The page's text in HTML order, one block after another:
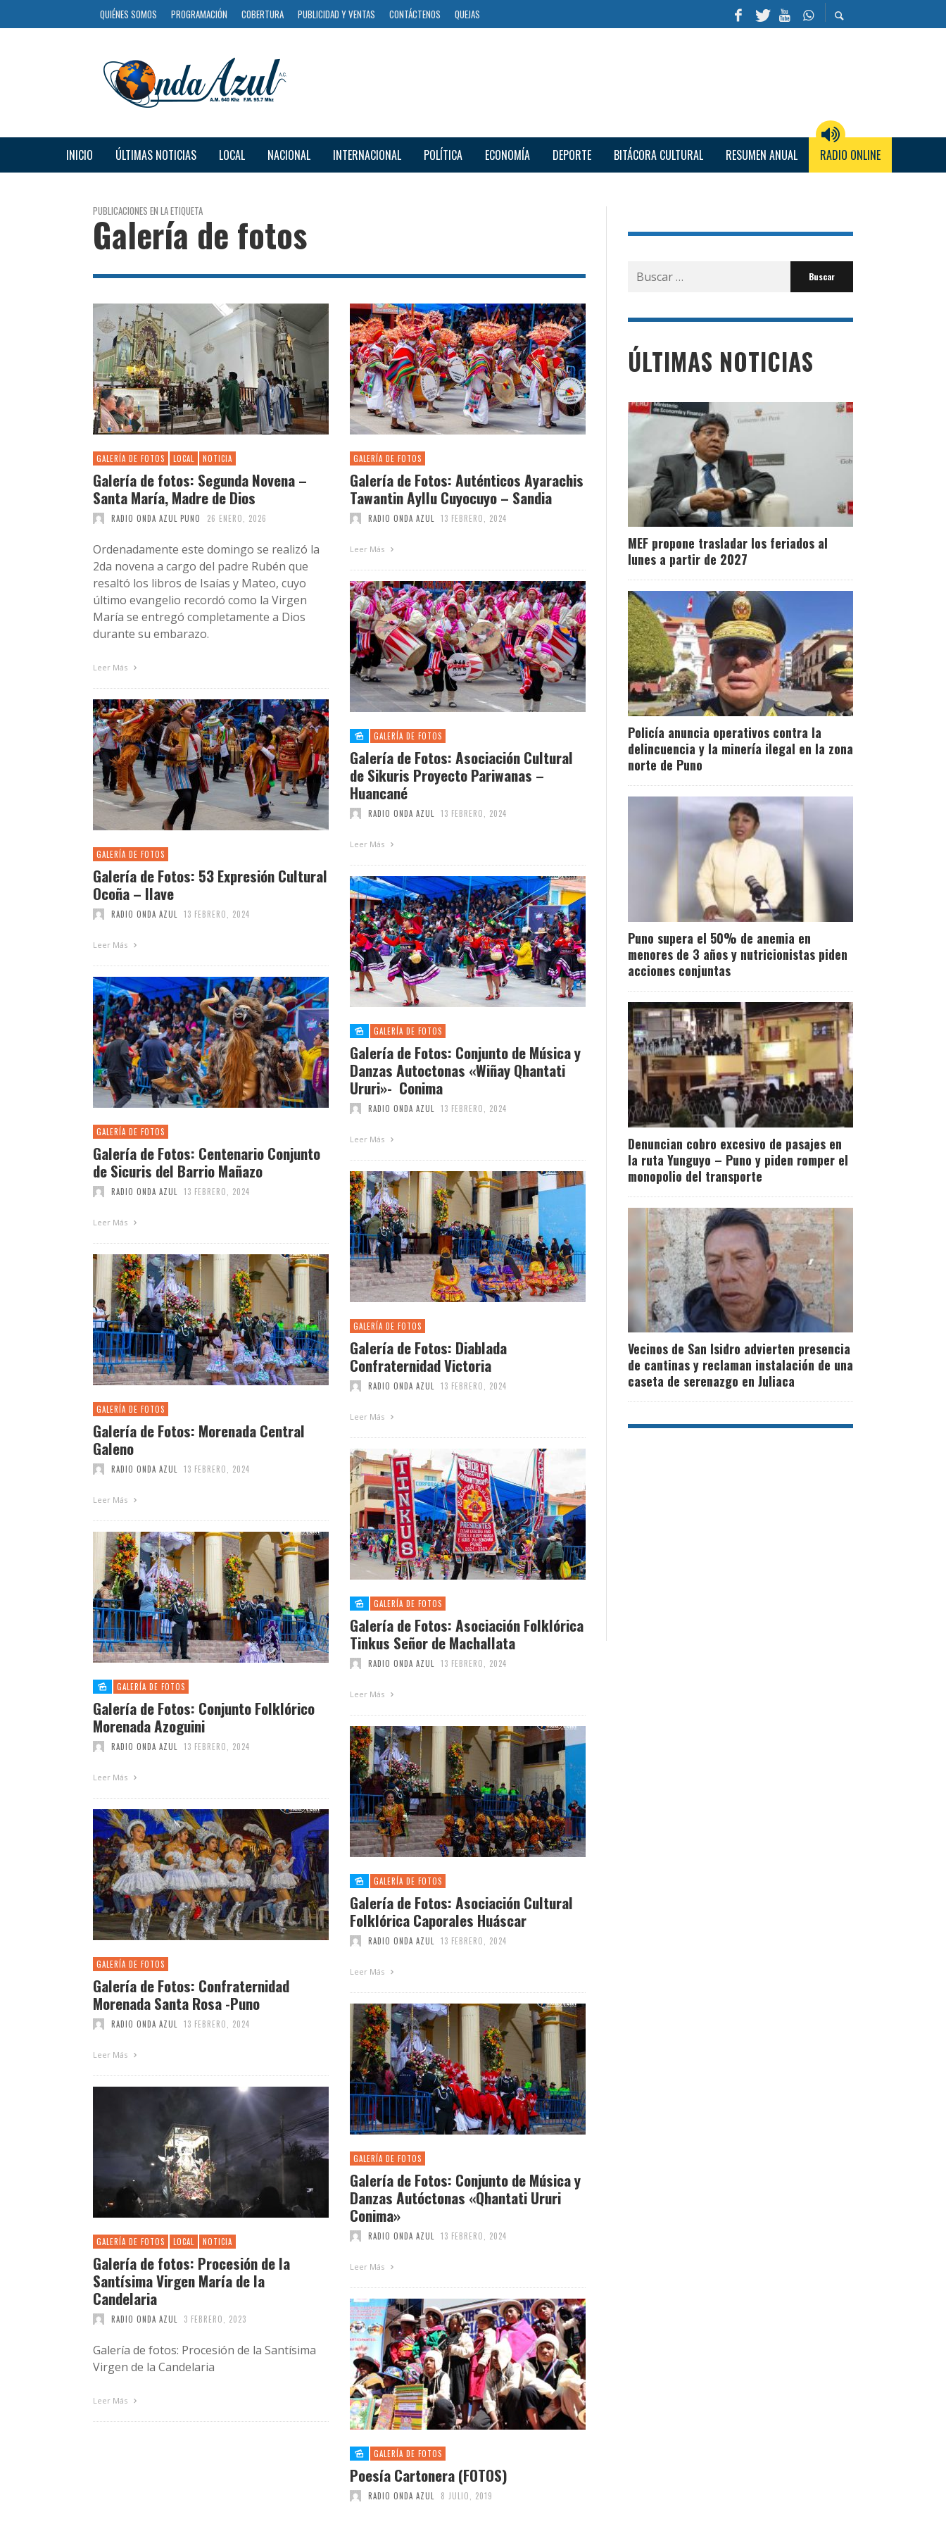
QUIÉNES SOMOS PROGRAMACIÓN COBERTURA PUBLICIDAD Y VENTAS CONTÁCTENOS QUEJAS
INICIO ÚLTIMAS NOTICIAS LOCAL NACIONAL INTERNACIONAL POLÍTICA ECONOMÍA DEPORTE BITÁCORA CULTURAL RESUMEN ANUAL RADIO ONLINE
PUBLICACIONES EN LA ETIQUETA
Galería de fotos
GALERÍA DE FOTOS LOCAL NOTICIA
Galería de fotos: Segunda Novena –
Santa María, Madre de Dios
RADIO ONDA AZUL PUNO 26 ENERO, 2026
Ordenadamente este domingo se realizó la
2da novena a cargo del padre Rubén que
resaltó los libros de Isaías y Mateo, cuyo
último evangelio recordó como la Virgen
María se entregó completamente a Dios
durante su embarazo.
Leer Más
GALERÍA DE FOTOS
Galería de Fotos: Auténticos Ayarachis
Tawantin Ayllu Cuyocuyo – Sandia
RADIO ONDA AZUL 13 FEBRERO, 2024
Leer Más
GALERÍA DE FOTOS
Galería de Fotos: Asociación Cultural
de Sikuris Proyecto Pariwanas –
Huancané
RADIO ONDA AZUL 13 FEBRERO, 2024
Leer Más
GALERÍA DE FOTOS
Galería de Fotos: 53 Expresión Cultural
Ocoña – Ilave
RADIO ONDA AZUL 13 FEBRERO, 2024
Leer Más
GALERÍA DE FOTOS
Galería de Fotos: Conjunto de Música y
Danzas Autoctonas «Wiñay Qhantati
Ururi»- Conima
RADIO ONDA AZUL 13 FEBRERO, 2024
Leer Más
GALERÍA DE FOTOS
Galería de Fotos: Centenario Conjunto
de Sicuris del Barrio Mañazo
RADIO ONDA AZUL 13 FEBRERO, 2024
Leer Más
GALERÍA DE FOTOS
Galería de Fotos: Diablada
Confraternidad Victoria
RADIO ONDA AZUL 13 FEBRERO, 2024
Leer Más
GALERÍA DE FOTOS
Galería de Fotos: Morenada Central
Galeno
RADIO ONDA AZUL 13 FEBRERO, 2024
Leer Más
GALERÍA DE FOTOS
Galería de Fotos: Asociación Folklórica
Tinkus Señor de Machallata
RADIO ONDA AZUL 13 FEBRERO, 2024
Leer Más
GALERÍA DE FOTOS
Galería de Fotos: Conjunto Folklórico
Morenada Azoguini
RADIO ONDA AZUL 13 FEBRERO, 2024
Leer Más
GALERÍA DE FOTOS
Galería de Fotos: Asociación Cultural
Folklórica Caporales Huáscar
RADIO ONDA AZUL 13 FEBRERO, 2024
Leer Más
GALERÍA DE FOTOS
Galería de Fotos: Confraternidad
Morenada Santa Rosa -Puno
RADIO ONDA AZUL 13 FEBRERO, 2024
Leer Más
GALERÍA DE FOTOS
Galería de Fotos: Conjunto de Música y
Danzas Autóctonas «Qhantati Ururi
Conima»
RADIO ONDA AZUL 13 FEBRERO, 2024
Leer Más
GALERÍA DE FOTOS LOCAL NOTICIA
Galería de fotos: Procesión de la
Santísima Virgen María de la
Candelaria
RADIO ONDA AZUL 3 FEBRERO, 2023
Galería de fotos: Procesión de la Santísima
Virgen de la Candelaria
Leer Más
GALERÍA DE FOTOS
Poesía Cartonera (FOTOS)
RADIO ONDA AZUL 8 JULIO, 2019
Buscar
por:
ÚLTIMAS NOTICIAS
MEF propone trasladar los feriados al
lunes a partir de 2027
Policía anuncia operativos contra la
delincuencia y la minería ilegal en la zona
norte de Puno
Puno supera el 50% de anemia en
menores de 3 años y nutricionistas piden
acciones conjuntas
Denuncian cobro excesivo de pasajes en
la ruta Yunguyo – Puno y piden romper el
monopolio del transporte
Vecinos de San Isidro advierten presencia
de cantinas y reclaman instalación de una
caseta de serenazgo en Juliaca